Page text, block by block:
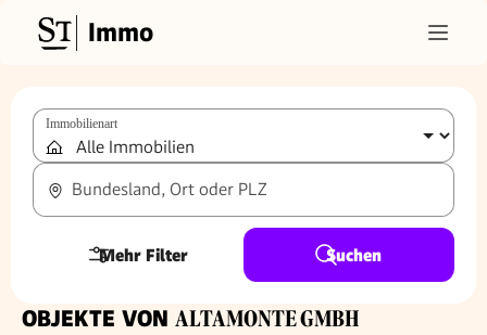
Immo
Immobilienart
Bundesland, Ort oder PLZ
Mehr Filter Suchen
OBJEKTE VON ALTAMONTE GMBH